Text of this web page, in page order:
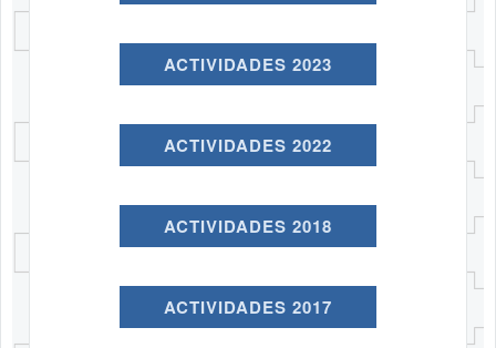
ACTIVIDADES 2023
ACTIVIDADES 2022
ACTIVIDADES 2018
ACTIVIDADES 2017